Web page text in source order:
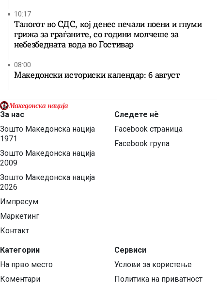
10:17
Талогот во СДС, кој денес печали поени и глуми
грижа за граѓаните, со години молчеше за
небезбедната вода во Гостивар
08:00
Македонски историски календар: 6 август
За нас
Зошто Македонска нација
1971
Зошто Македонска нација
2009
Зошто Македонска нација
2026
Импресум
Маркетинг
Контакт
Категории
На прво место
Коментари
Следете нѐ
Facebook страница
Facebook група
Сервиси
Услови за користење
Политика на приватност